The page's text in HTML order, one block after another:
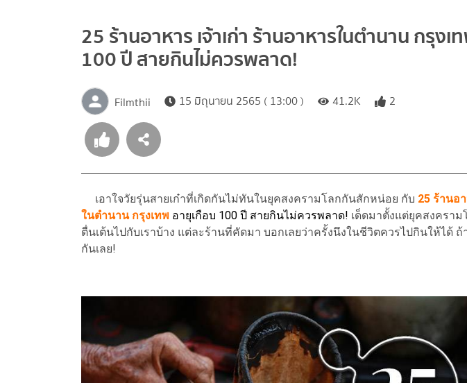
25 ร้านอาหาร เจ้าเก่า ร้านอาหารในตำนาน กรุงเ
100 ปี สายกินไม่ควรพลาด!
Filmthii 15 มิถุนายน 2565 ( 13:00 ) 41.2K 2
เอาใจวัยรุ่นสายเก๋าที่เกิดกันไม่ทันในยุคสงครามโลกกันสักหน่อย กับ 25 ร้านอ
ในตำนาน กรุงเทพ อายุเกือบ 100 ปี สายกินไม่ควรพลาด! เด็ดมาตั้งแต่ยุคสงครา
ตื่นเต้นไปกับเราบ้าง แต่ละร้านที่คัดมา บอกเลยว่าครั้งนึงในชีวิตควรไปกินให้ได้
กันเลย!